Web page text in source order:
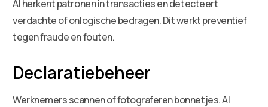
AI herkent patronen in transacties en detecteert
verdachte of onlogische bedragen. Dit werkt preventief
tegen fraude en fouten.
Declaratiebeheer
Werknemers scannen of fotograferen bonnetjes. AI